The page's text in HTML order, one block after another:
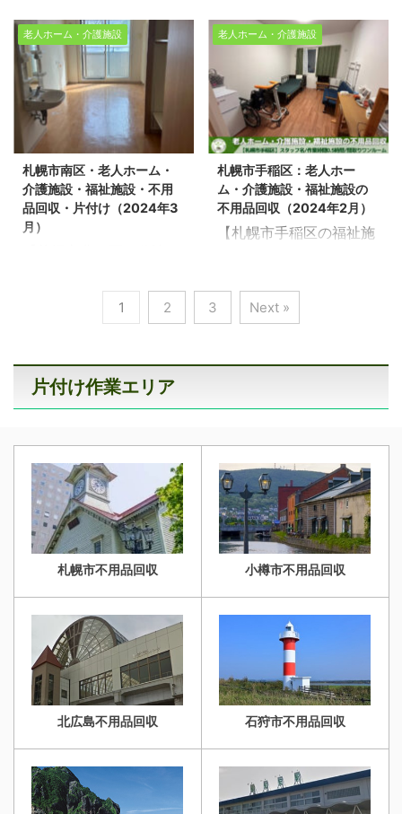
ホームにて片付け作業を
させて頂きました。スタ
ッフ4名/作業時間2時間/
老人ホーム1R 不用品回
収・遺品整理・生前整理
のご依頼はお気軽に生活
応援エコスタイルへご連
絡ください！ 【無料相
談・お見積無料】>>お
盆の時期・不用品回収・
不用品回収・遺品整理・
生前整理のご依頼はお気
軽に生活応援エコスタイ
ルへご連絡ください！
【無料相談・お見積無
料】>>お盆の時期・不
用品回収・空き家の片付
け・売却の相談しません
か？ 老人ホーム ...
ーム・福祉施設の不用品
回収】 生活応援エコスタ
イルでは北海道を拠点に
福祉施設の入退去に伴う
不用品回収・遺品整理サ
ービスを行っておりま
す。不用品回収や遺品整
理の片付け現場実績多
数！ 今回は札幌市厚別区
の老人ホーム・福祉施設
の不用品回収片付け作業
間・老人ホームワンルー
ム。 不用品回収・遺品整
お気軽に生活応援エコス
タイルへご連絡くださ
い！ 【無料相談・お見積
付け・売却の相談しませ
...
ンション3LDKの不用品
回収】 生活応援エコスタ
イルでは北海道を拠点に
福祉施設の入退去に伴う
不用品回収・遺品整理サ
ービスを行っておりま
す。不用品回収や遺品整
理の片付け現場実績多
数！ 今回は札幌市南区で
老人ホームの片付け作業
をさせて頂きました。ス
ーム。 不用品回収・遺品
整理・生前整理のご依頼
スタイルへご連絡くださ
無料】>>お盆の時期・
んか？ 札幌市中央 ...
老人ホーム・介護施設
札幌市南区・老人ホーム・
介護施設・福祉施設・不用
品回収・片付け（2024年3
月）
回収】 生活応援エコスタ
イルでは北海道を拠点に
ービスを行っておりま
す。不用品回収や遺品整
数！ 今回は札幌市南区で
老人ホームの片付け作業
をさせて頂きました。ス
タッフ3名・作業時間1時
間版・老人ホームワンル
ーム。 不用品回収・遺品
整理・生前整理のご依頼
はお気軽に生活応援エコ
スタイルへご連絡くださ
い！ 【無料相談・お見積
無料】>>お盆の時期・
不用品回収・空き家の片
付け・売却の相談しませ
んか？ 札幌市南区 ...
老人ホーム・介護施設
札幌市手稲区：老人ホー
ム・介護施設・福祉施設の
不用品回収（2024年2月）
【札幌市手稲区の福祉施
スタイルでは北海道を拠
点に福祉施設の入退去に
理サービスを行っており
整理の片付け現場実績多
のお客様のご依頼で、お
部屋の不用品回収をさせ
て頂きました。スタッフ
3名・作業時間0.5時間・
老人ホームワンルーム。
不用品回収・遺品整理・
生前整理のご依頼はお気
軽に生活応援エコスタイ
ルへご連絡ください！
【無料相談・お見積無
料】>>お盆の時期・不
用品回収・空き家の片付
け・売却の相談しま ...
1 2 3 Next »
片付け作業エリア
札幌市不用品回収 小樽市不用品回収
北広島不用品回収 石狩市不用品回収